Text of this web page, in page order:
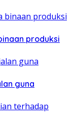
produksi
guna